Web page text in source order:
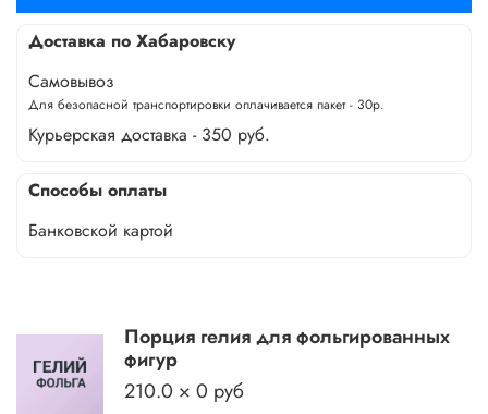
Доставка по Хабаровску
Самовывоз
Для безопасной транспортировки оплачивается пакет - 30р.
Курьерская доставка - 350 руб.
Способы оплаты
Банковской картой
Порция гелия для фольгированных
фигур
210.0 × 0 руб